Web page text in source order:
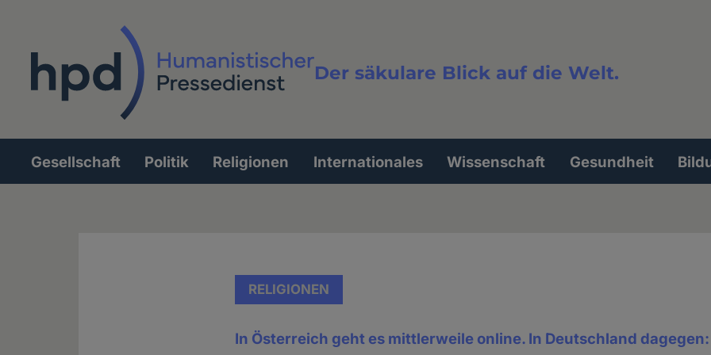
Der säkulare Blick auf die Welt.
Volltextsuche
Hauptnavigation
Gesellschaft Politik Religionen Internationales Wissenschaft Gesundheit
RELIGIONEN
In Österreich geht es mittlerweile online. In Deutschland dagegen: